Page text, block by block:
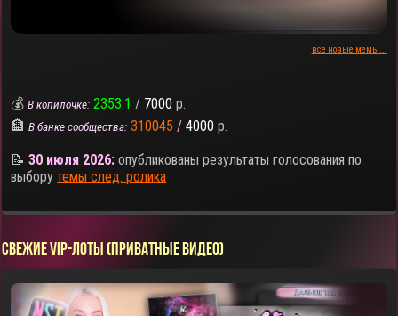
все новые мемы...
💰В копилочке: 2353.1 / 7000 р.
🏦В банке сообщества: 310045 / 4000 р.
📝30 июля 2026: опубликованы результаты голосования по
выборутемы след. ролика
СВЕЖИЕ VIP-ЛОТЫ (ПРИВАТНЫЕ ВИДЕО)